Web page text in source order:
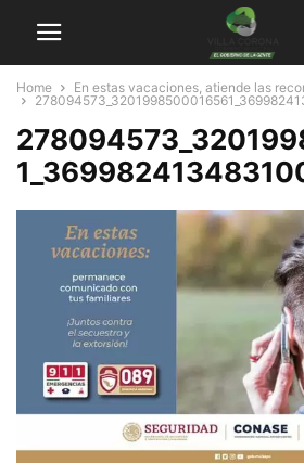
Home
En estas vacaciones, atiende las